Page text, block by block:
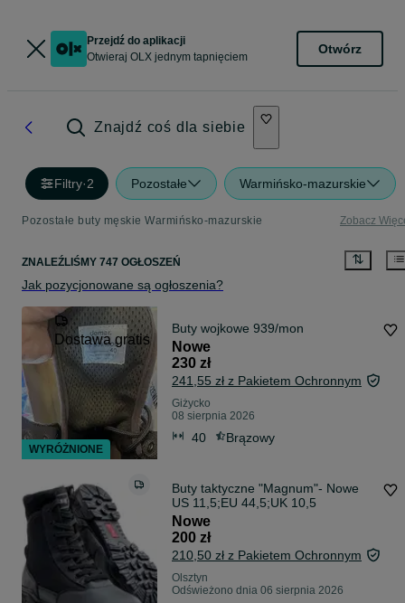
Przejdź do aplikacji
Otwieraj OLX jednym tapnięciem
Otwórz
Znajdź coś dla siebie
Filtry·2 Pozostałe Warmińsko-mazurskie
Pozostałe buty męskie Warmińsko-mazurskie Zobacz
ZNALEŹLIŚMY 747 OGŁOSZEŃ
Jak pozycjonowane są ogłoszenia?
Dostawa gratis
Buty wojkowe 939/mon
Nowe
230 zł
241,55 zł z Pakietem Ochronnym
Giżycko
08 sierpnia 2026
40 Brązowy
Buty taktyczne "Magnum"- Nowe
US 11,5;EU 44,5;UK 10,5
Nowe
200 zł
210,50 zł z Pakietem Ochronnym
Olsztyn
Odświeżono dnia 06 sierpnia 2026
WYRÓŻNIONE